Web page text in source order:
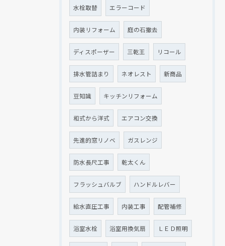
水栓取替 エラーコード
内装リフォーム 庭の石撤去
ディスポーザー 三乾王 リコール
排水管詰まり ネオレスト 新商品
豆知識 キッチンリフォーム
和式から洋式 エアコン交換
先進的窓リノベ ガスレンジ
防水長尺工事 乾太くん
フラッシュバルブ ハンドルレバー
給水直圧工事 内装工事 配管補修
浴室水栓 浴室用換気扇 ＬＥＤ照明